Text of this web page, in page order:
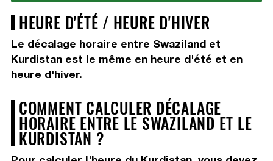
HEURE D'ÉTÉ / HEURE D'HIVER
Le décalage horaire entre Swaziland et
Kurdistan est le même en heure d'été et en
heure d'hiver.
COMMENT CALCULER DÉCALAGE
HORAIRE ENTRE LE SWAZILAND ET LE
KURDISTAN ?